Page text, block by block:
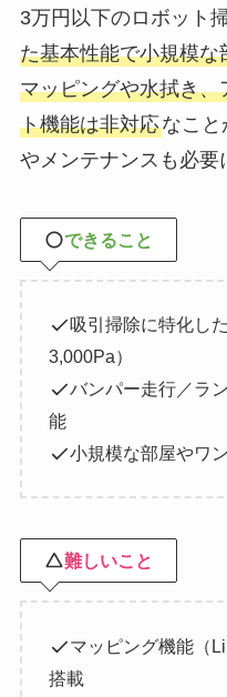
3万円以下のロボット
た基本性能で小規模
マッピングや水拭き
ト機能は非対応なこと
やメンテナンスも必要
できること
吸引掃除に特化し
3,000Pa）
バンパー走行／ラ
能
小規模な部屋やワ
難しいこと
マッピング機能（
搭載